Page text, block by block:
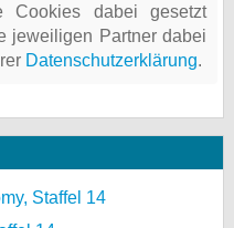
Cookies dabei gesetzt
jeweiligen Partner dabei
Datenschutzerklärung.
Staffel 14